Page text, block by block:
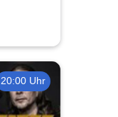
20:00 Uhr